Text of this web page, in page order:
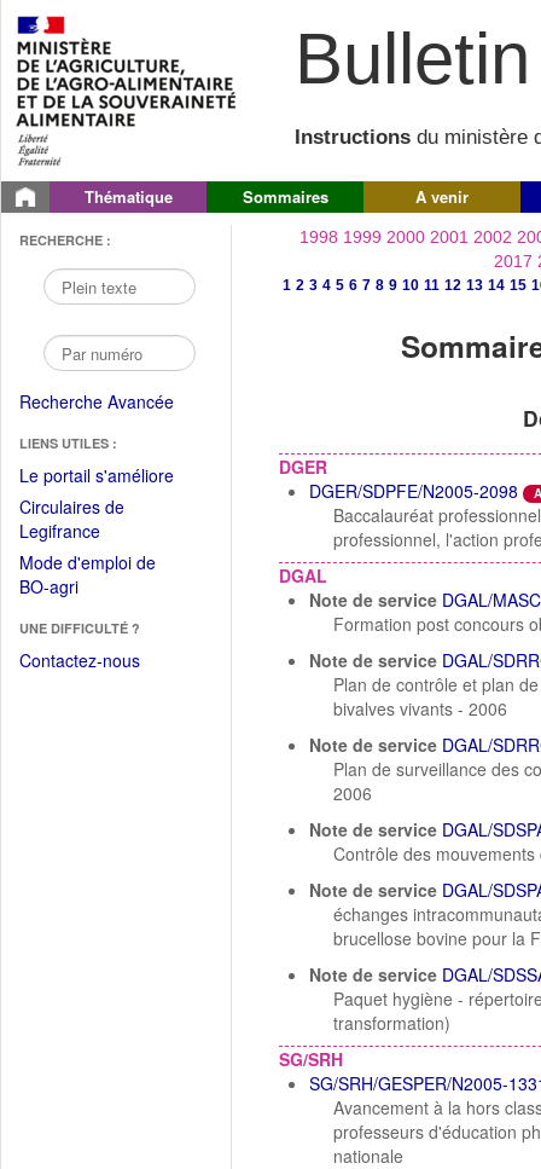
Instructions du ministère
Thématique Sommaires A venir
RECHERCHE :
Recherche Avancée
LIENS UTILES :
Le portail s'améliore(Fichier
Circulaires de
Legifrance(Ouvrir
dans
une
fenêtre)
Mode d'emploi de
BO-agri(Ouvrir
une
nouvelle
UNE DIFFICULTÉ ?
Contactez-nous
1998 1999 2000 2001 2002
2017
1 2 3 4 5 6 7 8 9 10 11 12 13 14 15
DGER
DGER/SDPFE/N2005-2098
Baccalauréat
professionnel, l'action
DGAL
Note de service DGAL/
Formation post concours
Note de service DGAL/
Plan de contrôle et plan
bivalves vivants - 2006
Note de service DGAL/
Plan de surveillance des
2006
Note de service DGAL/
Contrôle des
Note de service DGAL/
échanges
brucellose bovine pour la
Note de service DGAL/
Paquet hygiène -
transformation)
SG/SRH
SG/SRH/GESPER/N2005-
Avancement à la hors
professeurs d'éducation
nationale